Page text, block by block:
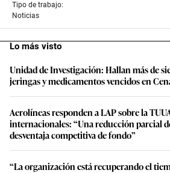
n
u
t
e
s
2
1
s
e
c
o
n
d
Tipo de trabajo:
Noticias
Lo más visto
Unidad de Investigación: Hallan más de
jeringas y medicamentos vencidos en
Aerolíneas responden a LAP sobre la
internacionales: “Una reducción parcial
desventaja competitiva de fondo”
“La organización está recuperando el